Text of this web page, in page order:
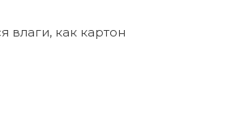
влаги, как картон